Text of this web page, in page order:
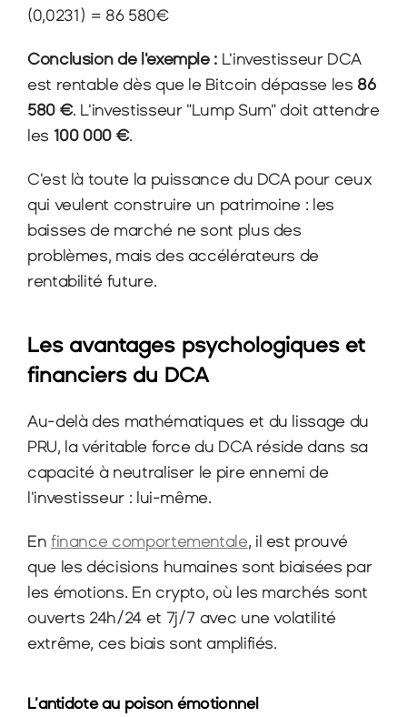
(0,0231) = 86 580€
Conclusion de l'exemple : L'investisseur DCA
est rentable dès que le Bitcoin dépasse les 86
580 €. L'investisseur "Lump Sum" doit attendre
les 100 000 €.
C'est là toute la puissance du DCA pour ceux
qui veulent construire un patrimoine : les
baisses de marché ne sont plus des
problèmes, mais des accélérateurs de
rentabilité future.
Les avantages psychologiques et
financiers du DCA
Au-delà des mathématiques et du lissage du
PRU, la véritable force du DCA réside dans sa
capacité à neutraliser le pire ennemi de
l'investisseur : lui-même.
En finance comportementale, il est prouvé
que les décisions humaines sont biaisées par
les émotions. En crypto, où les marchés sont
ouverts 24h/24 et 7j/7 avec une volatilité
extrême, ces biais sont amplifiés.
L’antidote au poison émotionnel